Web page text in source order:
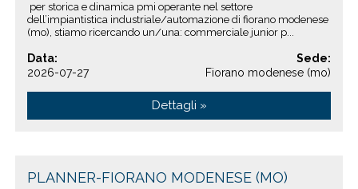
per storica e dinamica pmi operante nel settore
dell’impiantistica industriale/automazione di fiorano modenese
(mo), stiamo ricercando un/una: commerciale junior p...
Data:
2026-07-27
Sede:
Fiorano modenese (mo)
Dettagli »
PLANNER-FIORANO MODENESE (MO)